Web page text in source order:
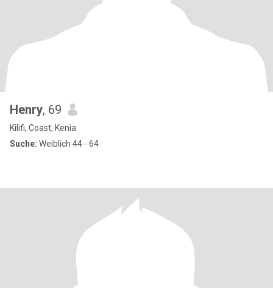
Henry, 69
Kilifi, Coast, Kenia
Suche: Weiblich 44 - 64